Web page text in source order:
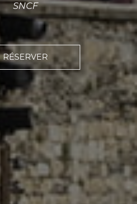
SNCF
RÉSERVER